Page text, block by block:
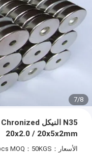
7/8
20x2.0 / 20x5x2mm
الأسعار：USD 0.021/pcs to USD 0.125/pcs MOQ：50KGS